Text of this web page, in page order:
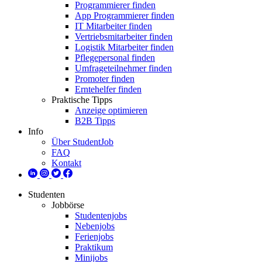
Programmierer finden
App Programmierer finden
IT Mitarbeiter finden
Vertriebsmitarbeiter finden
Logistik Mitarbeiter finden
Pflegepersonal finden
Umfrageteilnehmer finden
Promoter finden
Erntehelfer finden
Praktische Tipps
Anzeige optimieren
B2B Tipps
Info
Über StudentJob
FAQ
Kontakt
Studenten
Jobbörse
Studentenjobs
Nebenjobs
Ferienjobs
Praktikum
Minijobs